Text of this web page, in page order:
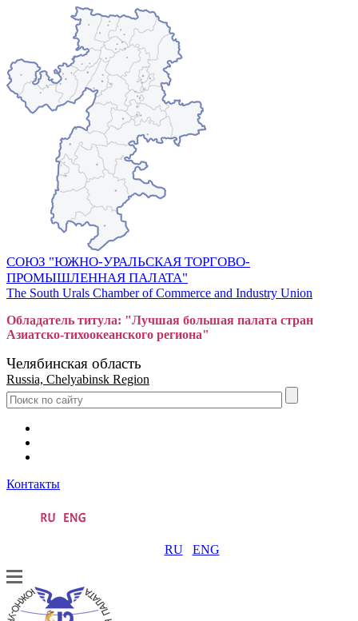
СОЮЗ "ЮЖНО-УРАЛЬСКАЯ ТОРГОВО-
ПРОМЫШЛЕННАЯ ПАЛАТА"
The South Urals Chamber of Commerce and Industry Union
Обладатель титула: "Лучшая большая палата стран
Азиатско-тихоокеанского региона"
Челябинская область
Russia, Chelyabinsk Region
Контакты
RU ENG